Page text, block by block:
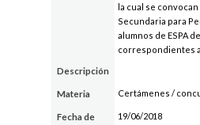
la cual se
Secundaria para
alumnos de ESPA
correspondientes
Descripción
Materia Certámenes /
Fecha de
19/06/2018